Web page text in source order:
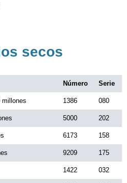
secos
Número Serie
millones 1386 080
5000 202
6173 158
9209 175
1422 032